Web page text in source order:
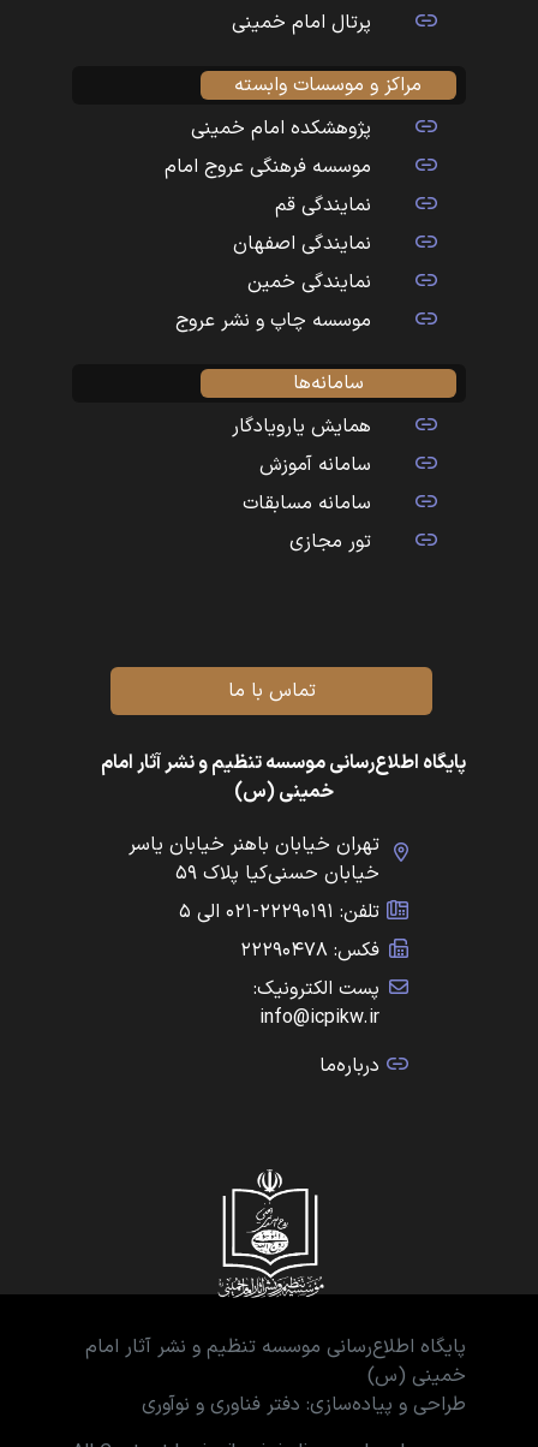
پرتال امام خمینی
مراکز و موسسات وابسته
پژوهشکده امام خمینی
موسسه فرهنگی عروج امام
نمایندگی قم
نمایندگی اصفهان
نمایندگی خمین
موسسه چاپ و نشر عروج
سامانه‌ها
همایش یارویادگار
سامانه آموزش
سامانه مسابقات
تور مجازی
تماس با ما
پایگاه اطلاع‌رسانی موسسه تنظیم و نشر آثار امام
خمینی (س)
تهران خیابان باهنر خیابان یاسر
خیابان حسنی‌کیا پلاک ۵۹
تلفن: ۲۲۲۹۰۱۹۱-۰۲۱ الی ۵
فکس: ۲۲۲۹۰۴۷۸
پست الکترونیک:
info@icpikw.ir
درباره‌ما
پایگاه اطلاع‌رسانی موسسه تنظیم و نشر آثار امام
خمینی (س)
طراحی و پیاده‌سازی: دفتر فناوری و نوآوری